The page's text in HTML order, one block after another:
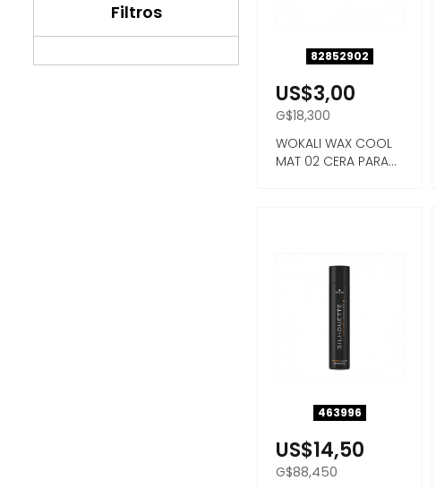
Filtros
82852902
US$3,00
G$18,300
WOKALI WAX COOL
MAT 02 CERA PARA
463996
US$14,50
G$88,450